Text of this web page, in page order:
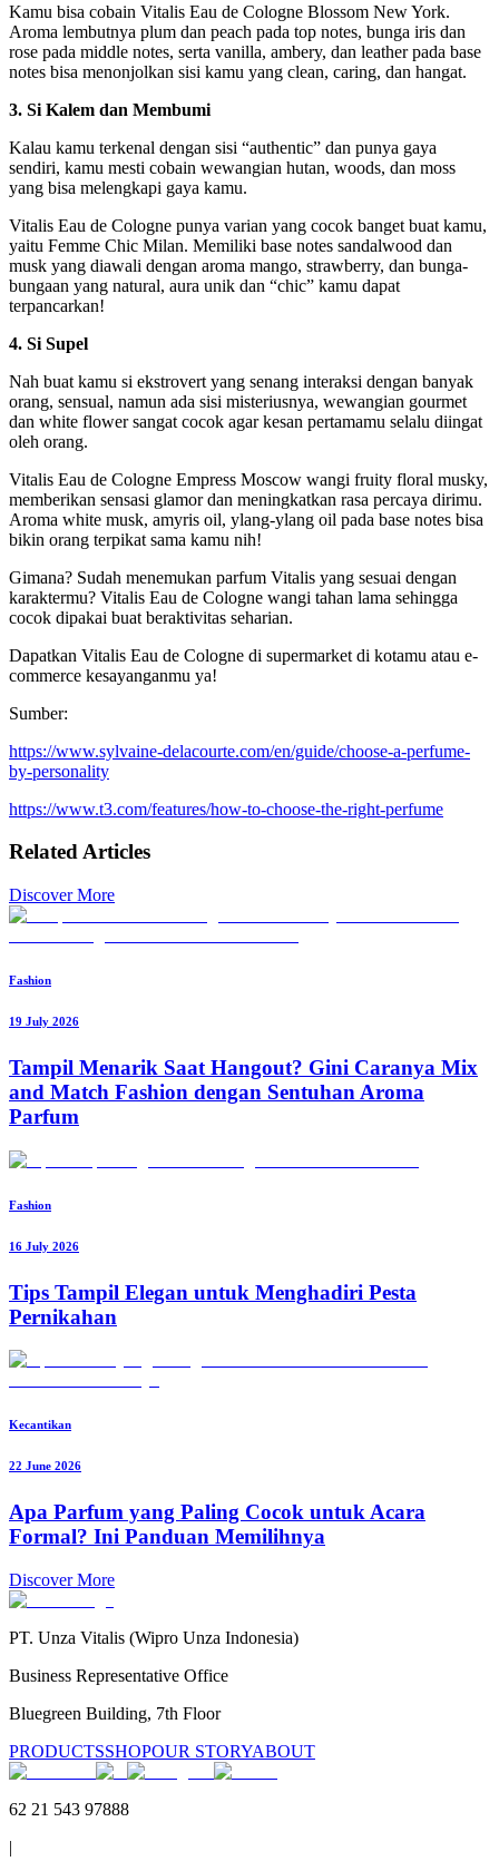
Kamu bisa cobain Vitalis Eau de Cologne Blossom New York.
Aroma lembutnya plum dan peach pada top notes, bunga iris dan
rose pada middle notes, serta vanilla, ambery, dan leather pada base
notes bisa menonjolkan sisi kamu yang clean, caring, dan hangat.
3. Si Kalem dan Membumi
Kalau kamu terkenal dengan sisi “authentic” dan punya gaya
sendiri, kamu mesti cobain wewangian hutan, woods, dan moss
yang bisa melengkapi gaya kamu.
Vitalis Eau de Cologne punya varian yang cocok banget buat kamu,
yaitu Femme Chic Milan. Memiliki base notes sandalwood dan
musk yang diawali dengan aroma mango, strawberry, dan bunga-
bungaan yang natural, aura unik dan “chic” kamu dapat
terpancarkan!
4. Si Supel
Nah buat kamu si ekstrovert yang senang interaksi dengan banyak
orang, sensual, namun ada sisi misteriusnya, wewangian gourmet
dan white flower sangat cocok agar kesan pertamamu selalu diingat
oleh orang.
Vitalis Eau de Cologne Empress Moscow wangi fruity floral musky,
memberikan sensasi glamor dan meningkatkan rasa percaya dirimu.
Aroma white musk, amyris oil, ylang-ylang oil pada base notes bisa
bikin orang terpikat sama kamu nih!
Gimana? Sudah menemukan parfum Vitalis yang sesuai dengan
karaktermu? Vitalis Eau de Cologne wangi tahan lama sehingga
cocok dipakai buat beraktivitas seharian.
Dapatkan Vitalis Eau de Cologne di supermarket di kotamu atau e-
commerce kesayanganmu ya!
Sumber:
https://www.sylvaine-delacourte.com/en/guide/choose-a-perfume-
by-personality
https://www.t3.com/features/how-to-choose-the-right-perfume
Related Articles
Discover More
Fashion
19 July 2026
Tampil Menarik Saat Hangout? Gini Caranya Mix
and Match Fashion dengan Sentuhan Aroma
Parfum
Fashion
16 July 2026
Tips Tampil Elegan untuk Menghadiri Pesta
Pernikahan
Kecantikan
22 June 2026
Apa Parfum yang Paling Cocok untuk Acara
Formal? Ini Panduan Memilihnya
Discover More
PT. Unza Vitalis (Wipro Unza Indonesia)
Business Representative Office
Bluegreen Building, 7th Floor
PRODUCTSSHOPOUR STORYABOUT
62 21 543 97888
|